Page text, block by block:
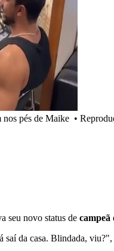
nos pés de Maike •
seu novo status de campeã
da casa. Blindada,